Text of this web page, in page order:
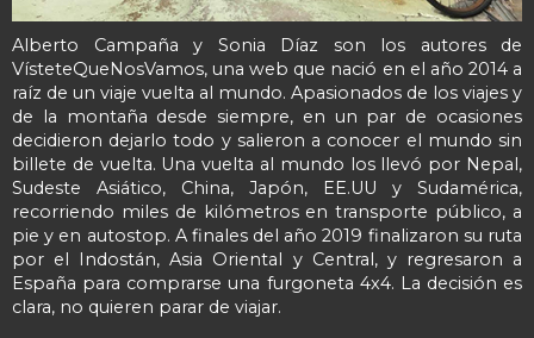
Alberto Campaña y Sonia Díaz son los autores de
VísteteQueNosVamos, una web que nació en el año 2014 a
raíz de un viaje vuelta al mundo. Apasionados de los viajes y
de la montaña desde siempre, en un par de ocasiones
decidieron dejarlo todo y salieron a conocer el mundo sin
billete de vuelta. Una vuelta al mundo los llevó por Nepal,
Sudeste Asiático, China, Japón, EE.UU y Sudamérica,
recorriendo miles de kilómetros en transporte público, a
pie y en autostop. A finales del año 2019 finalizaron su ruta
por el Indostán, Asia Oriental y Central, y regresaron a
España para comprarse una furgoneta 4x4. La decisión es
clara, no quieren parar de viajar.